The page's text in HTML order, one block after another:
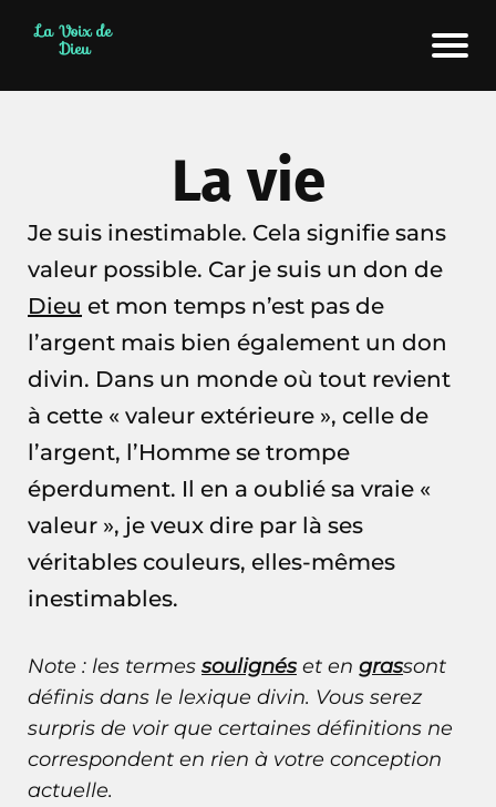
La Voix de
Dieu
La vie
Je suis inestimable. Cela signifie sans
valeur possible. Car je suis un don de
Dieu et mon temps n’est pas de
l’argent mais bien également un don
divin. Dans un monde où tout revient
à cette « valeur extérieure », celle de
l’argent, l’Homme se trompe
éperdument. Il en a oublié sa vraie «
valeur », je veux dire par là ses
véritables couleurs, elles-mêmes
inestimables.
Note : les termes soulignés et en grassont
définis dans le lexique divin. Vous serez
surpris de voir que certaines définitions ne
correspondent en rien à votre conception
actuelle.